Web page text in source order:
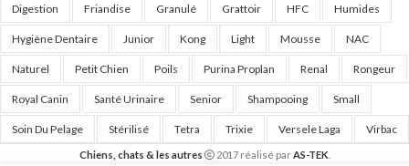
Digestion Friandise Granulé Grattoir HFC Humides
Hygiène Dentaire Junior Kong Light Mousse NAC
Naturel Petit Chien Poils Purina Proplan Renal Rongeur
Royal Canin Santé Urinaire Senior Shampooing Small
Soin Du Pelage Stérilisé Tetra Trixie Versele Laga Virbac
Chiens, chats & les autres 2017 réalisé parAS-TEK